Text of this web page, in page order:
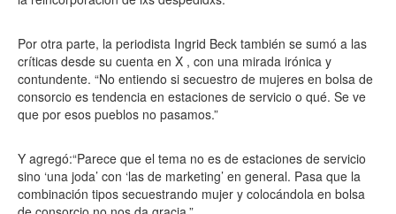
Por otra parte, la periodista Ingrid Beck también se sumó a las
críticas desde su cuenta en X , con una mirada irónica y
contundente. “No entiendo si secuestro de mujeres en bolsa de
consorcio es tendencia en estaciones de servicio o qué. Se ve
que por esos pueblos no pasamos.”
Y agregó:“Parece que el tema no es de estaciones de servicio
sino ‘una joda’ con ‘las de marketing’ en general. Pasa que la
combinación tipos secuestrando mujer y colocándola en bolsa